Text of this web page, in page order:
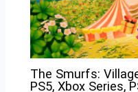
The Smurfs:
PS5, Xbox Series,